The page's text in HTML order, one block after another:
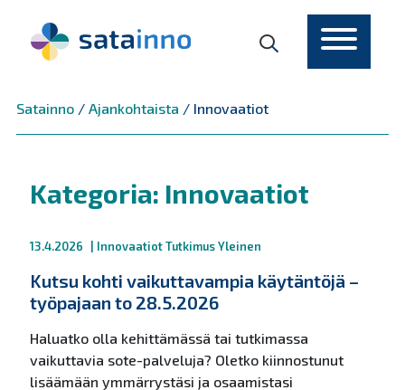
Satainno/ Ajankohtaista / Innovaatiot
Kategoria: Innovaatiot
13.4.2026 InnovaatiotTutkimusYleinen
Kutsu kohti vaikuttavampia käytäntöjä –
työpajaan to 28.5.2026
Haluatko olla kehittämässä tai tutkimassa
vaikuttavia sote-palveluja? Oletko kiinnostunut
lisäämään ymmärrystäsi ja osaamistasi